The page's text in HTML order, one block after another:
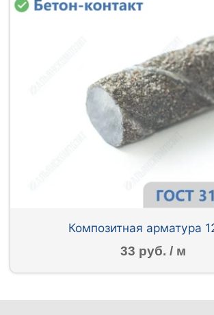
Композитная арматура
33 руб. / м